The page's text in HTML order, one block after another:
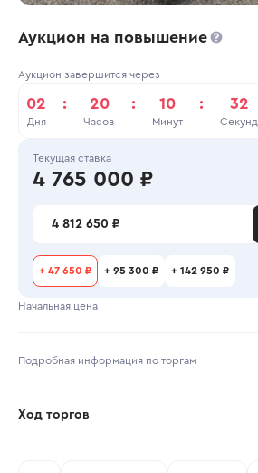
Аукцион на повышение
Аукцион завершится через
02
Дня
: 20
Часов
: 10
Минут
: 32
Секунд
Текущая ставка
4 765 000 ₽
4 812 650 ₽
+ 47 650 ₽ + 95 300 ₽ + 142 950 ₽
Начальная цена
Подробная информация по торгам
Ход торгов